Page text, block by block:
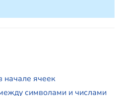
начале ячеек
символами и числами